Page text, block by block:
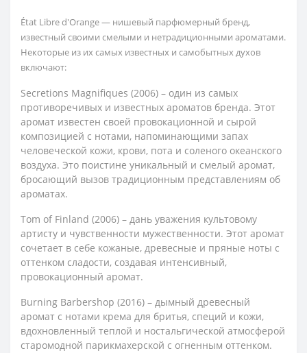
État Libre d'Orange — нишевый парфюмерный бренд,
известный своими смелыми и нетрадиционными ароматами.
Некоторые из их самых известных и самобытных духов
включают:
Secretions Magnifiques (2006) – один из самых
противоречивых и известных ароматов бренда. Этот
аромат известен своей провокационной и сырой
композицией с нотами, напоминающими запах
человеческой кожи, крови, пота и соленого океанского
воздуха. Это поистине уникальный и смелый аромат,
бросающий вызов традиционным представлениям об
ароматах.
Tom of Finland (2006) – дань уважения культовому
артисту и чувственности мужественности. Этот аромат
сочетает в себе кожаные, древесные и пряные ноты с
оттенком сладости, создавая интенсивный,
провокационный аромат.
Burning Barbershop (2016) – дымный древесный
аромат с нотами крема для бритья, специй и кожи,
вдохновленный теплой и ностальгической атмосферой
старомодной парикмахерской с огненным оттенком.